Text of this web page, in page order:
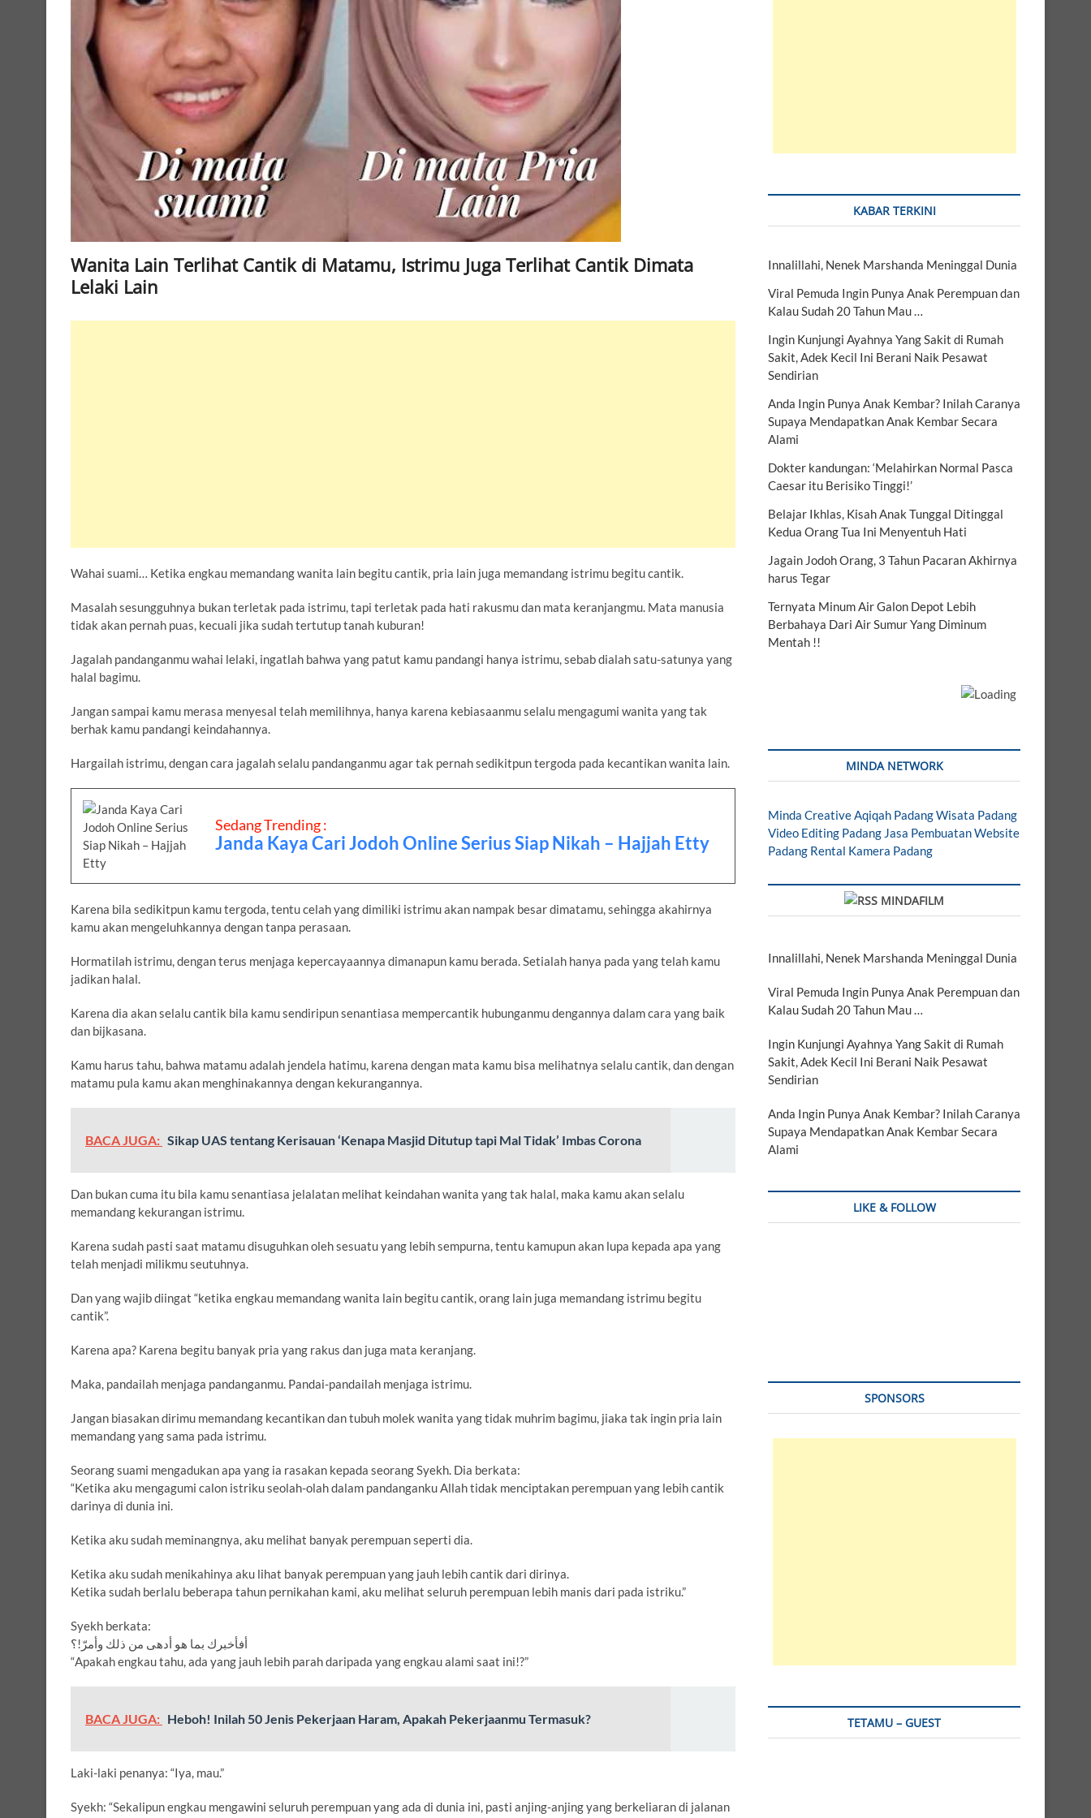
Wanita Lain Terlihat Cantik di Matamu, Istrimu Juga Terlihat Cantik Dimata
Lelaki Lain
Wahai suami… Ketika engkau memandang wanita lain begitu cantik, pria lain juga memandang istrimu begitu cantik.
Masalah sesungguhnya bukan terletak pada istrimu, tapi terletak pada hati rakusmu dan mata keranjangmu. Mata manusia
tidak akan pernah puas, kecuali jika sudah tertutup tanah kuburan!
Jagalah pandanganmu wahai lelaki, ingatlah bahwa yang patut kamu pandangi hanya istrimu, sebab dialah satu-satunya yang
halal bagimu.
Jangan sampai kamu merasa menyesal telah memilihnya, hanya karena kebiasaanmu selalu mengagumi wanita yang tak
berhak kamu pandangi keindahannya.
Hargailah istrimu, dengan cara jagalah selalu pandanganmu agar tak pernah sedikitpun tergoda pada kecantikan wanita lain.
Sedang Trending :
Janda Kaya Cari Jodoh Online Serius Siap Nikah – Hajjah Etty
Karena bila sedikitpun kamu tergoda, tentu celah yang dimiliki istrimu akan nampak besar dimatamu, sehingga akahirnya
kamu akan mengeluhkannya dengan tanpa perasaan.
Hormatilah istrimu, dengan terus menjaga kepercayaannya dimanapun kamu berada. Setialah hanya pada yang telah kamu
jadikan halal.
Karena dia akan selalu cantik bila kamu sendiripun senantiasa mempercantik hubunganmu dengannya dalam cara yang baik
dan bijkasana.
Kamu harus tahu, bahwa matamu adalah jendela hatimu, karena dengan mata kamu bisa melihatnya selalu cantik, dan dengan
matamu pula kamu akan menghinakannya dengan kekurangannya.
BACA JUGA: Sikap UAS tentang Kerisauan ‘Kenapa Masjid Ditutup tapi Mal Tidak’ Imbas Corona
Dan bukan cuma itu bila kamu senantiasa jelalatan melihat keindahan wanita yang tak halal, maka kamu akan selalu
memandang kekurangan istrimu.
Karena sudah pasti saat matamu disuguhkan oleh sesuatu yang lebih sempurna, tentu kamupun akan lupa kepada apa yang
telah menjadi milikmu seutuhnya.
Dan yang wajib diingat “ketika engkau memandang wanita lain begitu cantik, orang lain juga memandang istrimu begitu
cantik”.
Karena apa? Karena begitu banyak pria yang rakus dan juga mata keranjang.
Maka, pandailah menjaga pandanganmu. Pandai-pandailah menjaga istrimu.
Jangan biasakan dirimu memandang kecantikan dan tubuh molek wanita yang tidak muhrim bagimu, jiaka tak ingin pria lain
memandang yang sama pada istrimu.
Seorang suami mengadukan apa yang ia rasakan kepada seorang Syekh. Dia berkata:
“Ketika aku mengagumi calon istriku seolah-olah dalam pandanganku Allah tidak menciptakan perempuan yang lebih cantik
darinya di dunia ini.
Ketika aku sudah meminangnya, aku melihat banyak perempuan seperti dia.
Ketika aku sudah menikahinya aku lihat banyak perempuan yang jauh lebih cantik dari dirinya.
Ketika sudah berlalu beberapa tahun pernikahan kami, aku melihat seluruh perempuan lebih manis dari pada istriku.”
Syekh berkata:
ﺃﻓﺄﺧﺒﺮﻙ ﺑﻤﺎ ﻫﻮ ﺃﺩﻫﻰ ﻣﻦ ﺫﻟﻚ ﻭﺃﻣﺮّ!؟
“Apakah engkau tahu, ada yang jauh lebih parah daripada yang engkau alami saat ini!?”
BACA JUGA: Heboh! Inilah 50 Jenis Pekerjaan Haram, Apakah Pekerjaanmu Termasuk?
Laki-laki penanya: “Iya, mau.”
Syekh: “Sekalipun engkau mengawini seluruh perempuan yang ada di dunia ini, pasti anjing-anjing yang berkeliaran di jalanan
KABAR TERKINI
Innalillahi, Nenek Marshanda Meninggal Dunia
Viral Pemuda Ingin Punya Anak Perempuan dan
Kalau Sudah 20 Tahun Mau …
Ingin Kunjungi Ayahnya Yang Sakit di Rumah
Sakit, Adek Kecil Ini Berani Naik Pesawat
Sendirian
Anda Ingin Punya Anak Kembar? Inilah Caranya
Supaya Mendapatkan Anak Kembar Secara
Alami
Dokter kandungan: ‘Melahirkan Normal Pasca
Caesar itu Berisiko Tinggi!’
Belajar Ikhlas, Kisah Anak Tunggal Ditinggal
Kedua Orang Tua Ini Menyentuh Hati
Jagain Jodoh Orang, 3 Tahun Pacaran Akhirnya
harus Tegar
Ternyata Minum Air Galon Depot Lebih
Berbahaya Dari Air Sumur Yang Diminum
Mentah !!
MINDA NETWORK
Minda CreativeAqiqah PadangWisata Padang
Video Editing Padang Jasa Pembuatan Website
Padang Rental Kamera Padang
MINDAFILM
Innalillahi, Nenek Marshanda Meninggal Dunia
Viral Pemuda Ingin Punya Anak Perempuan dan
Kalau Sudah 20 Tahun Mau …
Ingin Kunjungi Ayahnya Yang Sakit di Rumah
Sakit, Adek Kecil Ini Berani Naik Pesawat
Sendirian
Anda Ingin Punya Anak Kembar? Inilah Caranya
Supaya Mendapatkan Anak Kembar Secara
Alami
LIKE & FOLLOW
SPONSORS
TETAMU – GUEST